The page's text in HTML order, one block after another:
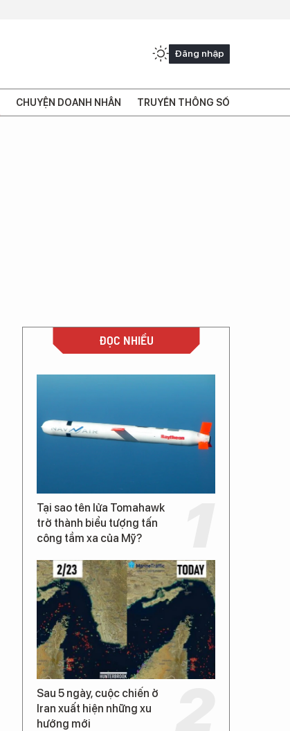
Đăng nhập
CHUYỆN DOANH NHÂN TRUYỀN THÔNG SỐ
ĐỌC NHIỀU
Tại sao tên lửa Tomahawk
trở thành biểu tượng tấn
công tầm xa của Mỹ?
Sau 5 ngày, cuộc chiến ở
Iran xuất hiện những xu
hướng mới